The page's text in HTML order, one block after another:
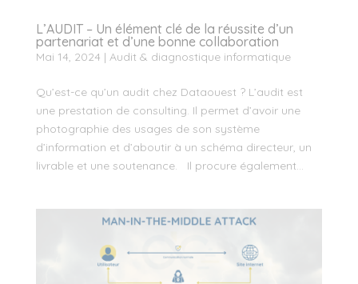
L’AUDIT – Un élément clé de la réussite d’un
partenariat et d’une bonne collaboration
Mai 14, 2024 | Audit & diagnostique informatique
Qu’est-ce qu’un audit chez Dataouest ? L’audit est
une prestation de consulting. Il permet d’avoir une
photographie des usages de son système
d’information et d’aboutir à un schéma directeur, un
livrable et une soutenance. Il procure également...